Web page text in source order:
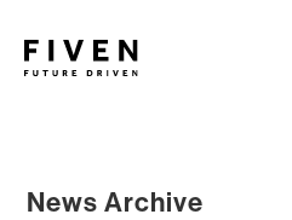
News Archive